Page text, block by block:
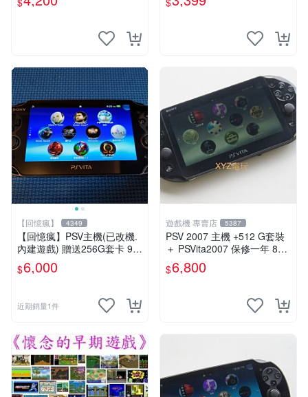
【回憶瘋】 4349
【回憶瘋】PSV主機(已改機.
內建遊戲) 贈送256G套卡 9成
新 遊戲機 PSVITA
$6,000
近期銷量1件
遊戲機 專賣店 5387
PSV 2007 主機 +512 G套裝
＋ PSVita2007 保修一年 8成
新以上 遊戲機 改好
$6,800